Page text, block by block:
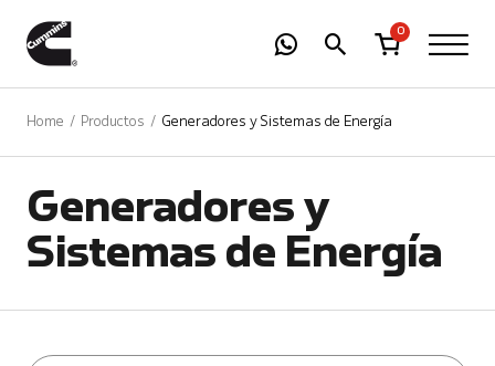
0
Home Productos Generadores y Sistemas de Energía
Generadores y
Sistemas de Energía